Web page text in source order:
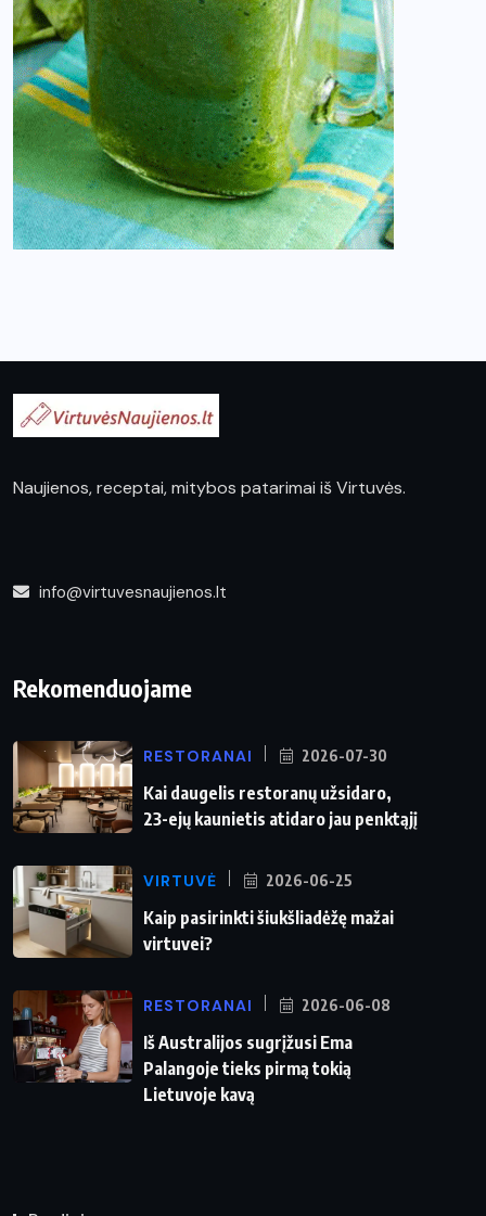
Naujienos, receptai, mitybos patarimai iš Virtuvės.
info@virtuvesnaujienos.lt
Rekomenduojame
RESTORANAI 2026-07-30
Kai daugelis restoranų užsidaro,
23-ejų kaunietis atidaro jau penktąjį
VIRTUVĖ 2026-06-25
Kaip pasirinkti šiukšliadėžę mažai
virtuvei?
RESTORANAI 2026-06-08
Iš Australijos sugrįžusi Ema
Palangoje tieks pirmą tokią
Lietuvoje kavą